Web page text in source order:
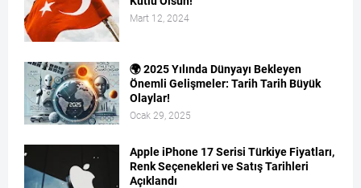
Mart 12, 2024
🌍 2025 Yılında Dünyayı Bekleyen
Önemli Gelişmeler: Tarih Tarih Büyük
Olaylar!
Ocak 29, 2025
Apple iPhone 17 Serisi Türkiye Fiyatları,
Renk Seçenekleri ve Satış Tarihleri
Açıklandı